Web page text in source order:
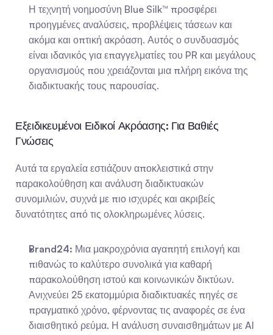
Η τεχνητή νοημοσύνη Blue Silk™ προσφέρει
προηγμένες αναλύσεις, προβλέψεις τάσεων και
ακόμα και οπτική ακρόαση. Αυτός ο συνδυασμός
είναι ιδανικός για επαγγελματίες του PR και μεγάλους
οργανισμούς που χρειάζονται μια πλήρη εικόνα της
διαδικτυακής τους παρουσίας.
Εξειδικευμένοι Ειδικοί Ακρόασης: Για Βαθιές
Γνώσεις
Αυτά τα εργαλεία εστιάζουν αποκλειστικά στην
παρακολούθηση και ανάλυση διαδικτυακών
συνομιλιών, συχνά με πιο ισχυρές και ακριβείς
δυνατότητες από τις ολοκληρωμένες λύσεις.
Brand24: Μια μακροχρόνια αγαπητή επιλογή και
πιθανώς το καλύτερο συνολικά για καθαρή
παρακολούθηση ιστού και κοινωνικών δικτύων.
Ανιχνεύει 25 εκατομμύρια διαδικτυακές πηγές σε
πραγματικό χρόνο, φέρνοντας τις αναφορές σε ένα
διαισθητικό ρεύμα. Η ανάλυση συναισθημάτων με AI